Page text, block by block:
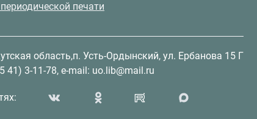
печати
область,п. Усть-Ордынский, ул. Ербанова 15 Г
41) 3-11-78, e-mail: uo.lib@mail.ru